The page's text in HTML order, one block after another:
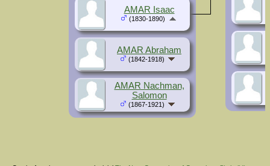
AMAR Abraham
(1842-1918)
AMAR Nachman,
Salomon
(1867-1921)
AMAR Isaac
(1830-1890)